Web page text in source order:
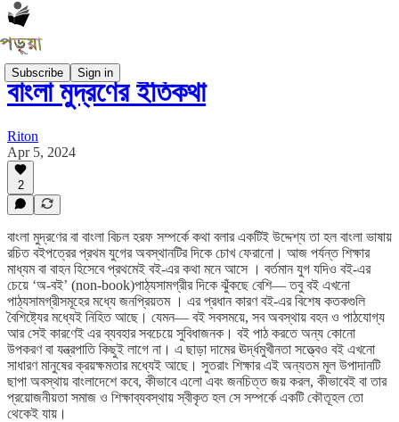
Subscribe Sign in
বাংলা মুদ্রণের ইতিকথা
Riton
Apr 5, 2024
2
বাংলা মুদ্রণের বা বাংলা বিচল হরফ সম্পর্কে কথা বলার একটিই উদ্দেশ্য তা হল বাংলা ভাষায়
রচিত বইপত্রের প্রথম যুগের অবস্থানটির দিকে চোখ ফেরানো। আজ পর্যন্ত শিক্ষার
মাধ্যম বা বাহন হিসেবে প্রথমেই বই-এর কথা মনে আসে । বর্তমান যুগ যদিও বই-এর
চেয়ে ‘অ-বই’ (non-book)পাঠ্যসামগ্রীর দিকে ঝুঁকছে বেশি— তবু বই এখনো
পাঠ্যসামগ্রীসমূহের মধ্যে জনপ্রিয়তম । এর প্রধান কারণ বই-এর বিশেষ কতকগুলি
বৈশিষ্ট্যের মধ্যেই নিহিত আছে। যেমন— বই সবসময়ে, সব অবস্থায় বহন ও পাঠযোগ্য
আর সেই কারণেই এর ব্যবহার সবচেয়ে সুবিধাজনক। বই পাঠ করতে অন্য কোনো
উপকরণ বা যন্ত্রপাতি কিছুই লাগে না। এ ছাড়া দামের ঊর্দ্ধমুখীনতা সত্ত্বেও বই এখনো
সাধারণ মানুষের ক্রয়ক্ষমতার মধ্যেই আছে। সুতরাং শিক্ষার এই অন্যতম মূল উপাদানটি
ছাপা অবস্থায় বাংলাদেশে কবে, কীভাবে এলো এবং জনচিত্ত জয় করল, কীভাবেই বা তার
প্রয়োজনীয়তা সমাজ ও শিক্ষাব্যবস্থায় স্বীকৃত হল সে সম্পর্কে একটি কৌতূহল তো
থেকেই যায়।